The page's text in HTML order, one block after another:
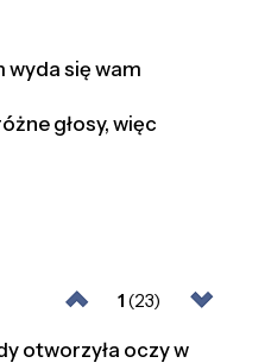
wyda się wam
głosy, więc
1 (23)
otworzyła oczy w